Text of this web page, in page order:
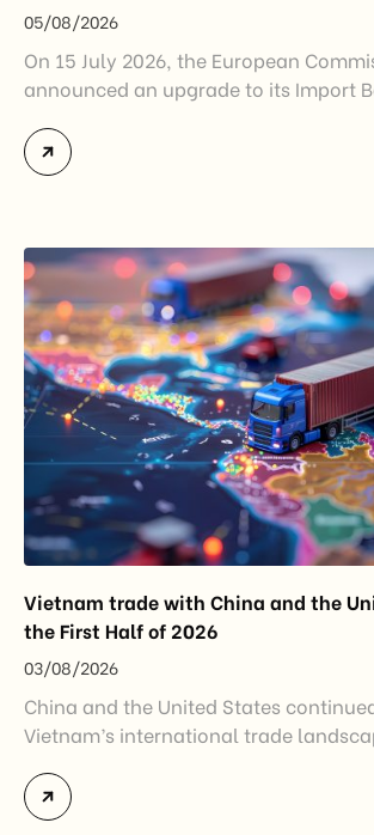
05/08/2026
On 15 July 2026, the European
announced an upgrade to its Import
monitor import trends across the
While the update does not introduce
disruptions after […]
Vietnam trade with China and the
the First Half of 2026
03/08/2026
China and the United States
Vietnam’s international trade
accounted for more than half of
import-export turnover, highlighting